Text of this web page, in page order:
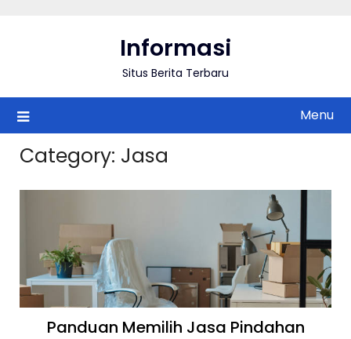
Informasi
Situs Berita Terbaru
Menu
Category: Jasa
Panduan Memilih Jasa Pindahan